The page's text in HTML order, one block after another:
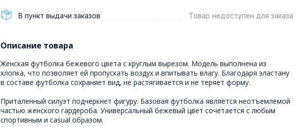
В пункт выдачи заказов Товар недоступен для заказа
Описание товара
Женская футболка бежевого цвета с круглым вырезом. Модель выполнена из
хлопка, что позволяет ей пропускать воздух и впитывать влагу. Благодаря эластану
в составе футболка сохраняет вид, не растягивается и не теряет форму.
Приталенный силуэт подчеркнет фигуру. Базовая футболка является неотъемлемой
частью женского гардероба. Универсальный бежевый цвет сочетается с любым
спортивным и casual образом.